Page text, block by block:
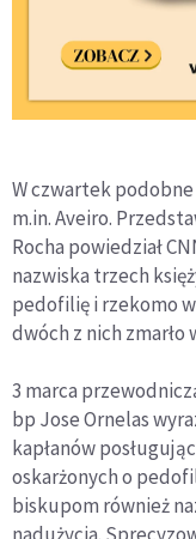
W czwartek podobne
m.in. Aveiro.
Rocha powiedział
nazwiska trzech
pedofilię i rzekomo
dwóch z nich
3 marca
bp Jose Ornelas
kapłanów
oskarżonych o
biskupom również